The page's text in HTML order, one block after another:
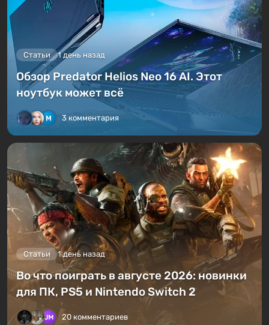
Статьи 1 день назад
Обзор Predator Helios Neo 16 AI. Этот
ноутбук может всё
3 комментария
Статьи 1 день назад
Во что поиграть в августе 2026: новинки
для ПК, PS5 и Nintendo Switch 2
20 комментариев